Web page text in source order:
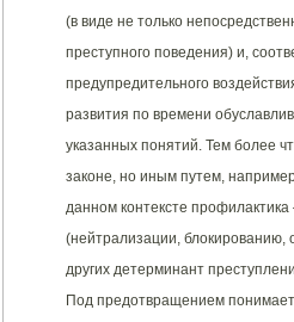
(в виде не только
преступного поведения) и,
предупредительного
развития по времени
указанных понятий. Тем более
законе, но иным путем,
данном контексте
(нейтрализации, блокированию,
других детерминант
Под предотвращением